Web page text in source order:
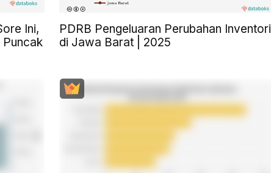
Ini,
Puncak
PDRB Pengeluaran Perubahan Inventori
di Jawa Barat | 2025